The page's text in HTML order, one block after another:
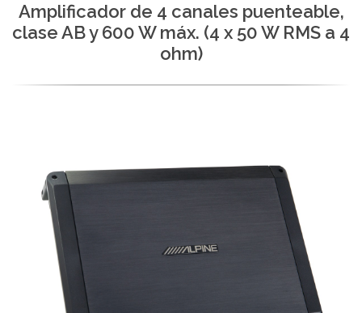
Amplificador de 4 canales puenteable,
clase AB y 600 W máx. (4 x 50 W RMS a 4
ohm)